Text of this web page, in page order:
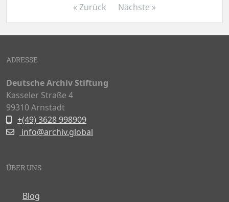
« Zurück Nächste »
ADRESSE
Deutsche Archiv Stiftung
Kasseler Straße 4
99310 Arnstadt
+(49) 3628 998909
info@archiv.global
ÜBER UNS
Blog